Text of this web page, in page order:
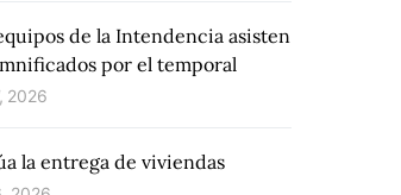
de la Intendencia asisten
por el temporal
2026
la entrega de viviendas